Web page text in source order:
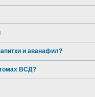
и аванафил?
ВСД?